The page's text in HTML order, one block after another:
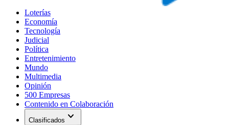
Loterías
Economía
Tecnología
Judicial
Política
Entretenimiento
Mundo
Multimedia
Opinión
500 Empresas
Contenido en Colaboración
Clasificados expand_more